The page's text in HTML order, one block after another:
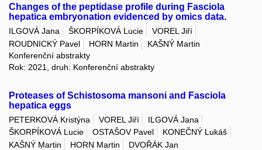
Changes of the peptidase profile during Fasciola
hepatica embryonation evidenced by omics data.
ILGOVÁ Jana ŠKORPÍKOVÁ Lucie
VOREL Jiří
ROUDNICKÝ Pavel
HORN Martin
KAŠNÝ Martin
Konferenční abstrakty
Rok: 2021, druh: Konferenční abstrakty
Proteases of Schistosoma mansoni and Fasciola
hepatica eggs
PETERKOVÁ Kristýna VOREL Jiří
ILGOVÁ Jana
ŠKORPÍKOVÁ Lucie
OSTAŠOV Pavel
KONEČNÝ Lukáš
KAŠNÝ Martin
HORN Martin
DVOŘÁK Jan